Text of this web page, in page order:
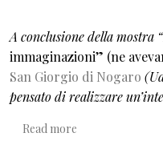
A conclusione della mostra “
immaginazioni” (ne
San Giorgio di Nogaro
pensato di realizzare
Read more